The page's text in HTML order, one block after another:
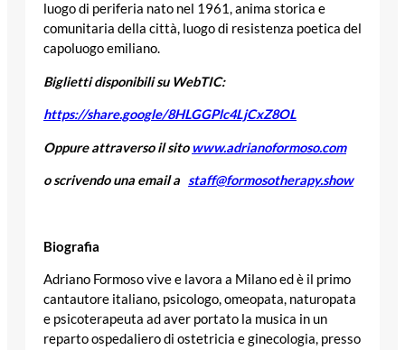
luogo di periferia nato nel 1961, anima storica e
comunitaria della città, luogo di resistenza poetica del
capoluogo emiliano.
Biglietti disponibili su WebTIC:
https://share.google/8HLGGPlc4LjCxZ8OL
Oppure attraverso il sito www.adrianoformoso.com
o scrivendo una email a staff@formosotherapy.show
Biografia
Adriano Formoso vive e lavora a Milano ed è il primo
cantautore italiano, psicologo, omeopata, naturopata
e psicoterapeuta ad aver portato la musica in un
reparto ospedaliero di ostetricia e ginecologia, presso